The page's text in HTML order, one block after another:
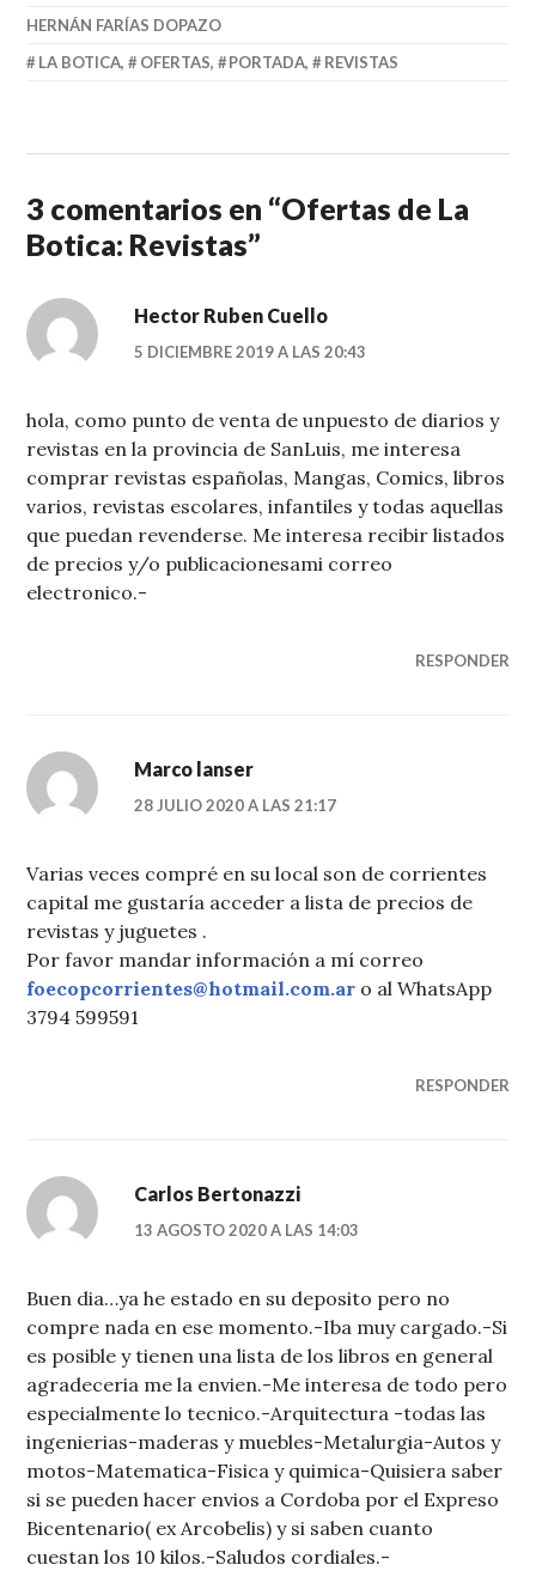
HERNÁN FARÍAS DOPAZO
LA BOTICA, OFERTAS, PORTADA, REVISTAS
3 comentarios en “Ofertas de La
Botica: Revistas”
Hector Ruben Cuello
5 DICIEMBRE 2019 A LAS 20:43
hola, como punto de venta de unpuesto de diarios y
revistas en la provincia de SanLuis, me interesa
comprar revistas españolas, Mangas, Comics, libros
varios, revistas escolares, infantiles y todas aquellas
que puedan revenderse. Me interesa recibir listados
de precios y/o publicacionesami correo
electronico.-
RESPONDER
Marco lanser
28 JULIO 2020 A LAS 21:17
Varias veces compré en su local son de corrientes
capital me gustaría acceder a lista de precios de
revistas y juguetes .
Por favor mandar información a mí correo
foecopcorrientes@hotmail.com.ar o al WhatsApp
3794 599591
RESPONDER
Carlos Bertonazzi
13 AGOSTO 2020 A LAS 14:03
Buen dia…ya he estado en su deposito pero no
compre nada en ese momento.-Iba muy cargado.-Si
es posible y tienen una lista de los libros en general
agradeceria me la envien.-Me interesa de todo pero
especialmente lo tecnico.-Arquitectura -todas las
ingenierias-maderas y muebles-Metalurgia-Autos y
motos-Matematica-Fisica y quimica-Quisiera saber
si se pueden hacer envios a Cordoba por el Expreso
Bicentenario( ex Arcobelis) y si saben cuanto
cuestan los 10 kilos.-Saludos cordiales.-